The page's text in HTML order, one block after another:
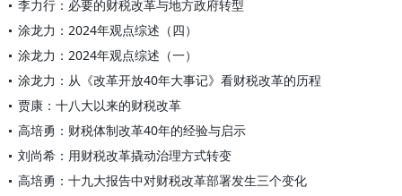
李力行：必要的财税改革与地方政府转型
涂龙力：2024年观点综述（四）
涂龙力：2024年观点综述（一）
涂龙力：从《改革开放40年大事记》看财税改革的历程
贾康：十八大以来的财税改革
高培勇：财税体制改革40年的经验与启示
刘尚希：用财税改革撬动治理方式转变
高培勇：十九大报告中对财税改革部署发生三个变化